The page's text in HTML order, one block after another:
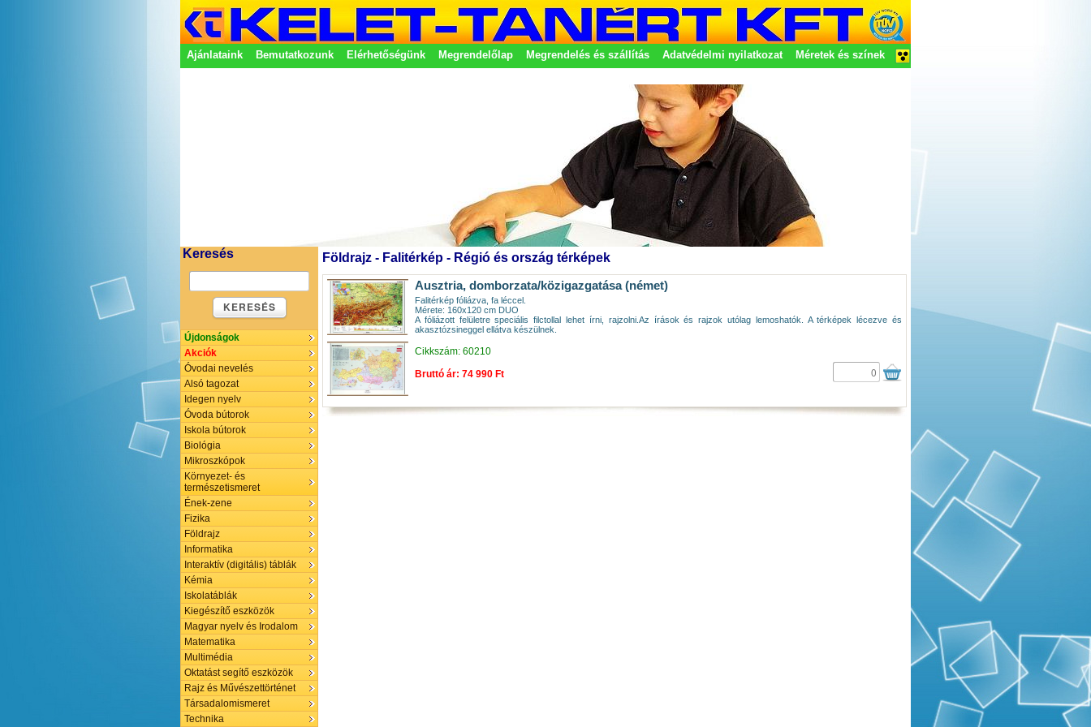
Ajánlataink Bemutatkozunk Elérhetőségünk Megrendelőlap Megrendelés és szállítás Adatvédelmi nyilatkozat
Méretek és színek
Keresés
KERESÉS
Újdonságok
Akciók
Óvodai nevelés
Alsó tagozat
Idegen nyelv
Óvoda bútorok
Iskola bútorok
Biológia
Mikroszkópok
Környezet- és
természetismeret
Ének-zene
Fizika
Földrajz
Informatika
Interaktív (digitális) táblák
Kémia
Iskolatáblák
Kiegészítő eszközök
Magyar nyelv és Irodalom
Matematika
Multimédia
Oktatást segítő eszközök
Rajz és Művészettörténet
Társadalomismeret
Technika
Földrajz - Falitérkép - Régió és ország térképek
Ausztria, domborzata/közigazgatása (német)
Falitérkép fóliázva, fa léccel.
Mérete: 160x120 cm DUO
A fóliázott felületre speciális filctollal lehet írni, rajzolni.Az írások és rajzok utólag lemoshatók. A térképek lécezve és
akasztózsineggel ellátva készülnek.
Cikkszám: 60210
Bruttó ár: 74 990 Ft